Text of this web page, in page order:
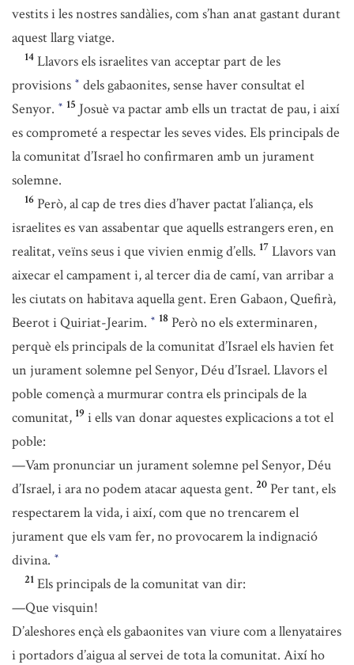
vestits i les nostres sandàlies, com s’han anat gastant durant
aquest llarg viatge.
14 Llavors els israelites van acceptar part de les
provisions * dels gabaonites, sense haver consultat el
Senyor. * 15 Josuè va pactar amb ells un tractat de pau, i així
es comprometé a respectar les seves vides. Els principals de
la comunitat d’Israel ho confirmaren amb un jurament
solemne.
16 Però, al cap de tres dies d’haver pactat l’aliança, els
israelites es van assabentar que aquells estrangers eren, en
realitat, veïns seus i que vivien enmig d’ells. 17 Llavors van
aixecar el campament i, al tercer dia de camí, van arribar a
les ciutats on habitava aquella gent. Eren Gabaon, Quefirà,
Beerot i Quiriat-Jearim. * 18 Però no els exterminaren,
perquè els principals de la comunitat d’Israel els havien fet
un jurament solemne pel Senyor, Déu d’Israel. Llavors el
poble començà a murmurar contra els principals de la
comunitat, 19 i ells van donar aquestes explicacions a tot el
poble:
—Vam pronunciar un jurament solemne pel Senyor, Déu
d’Israel, i ara no podem atacar aquesta gent. 20 Per tant, els
respectarem la vida, i així, com que no trencarem el
jurament que els vam fer, no provocarem la indignació
divina. *
21 Els principals de la comunitat van dir:
—Que visquin!
D’aleshores ençà els gabaonites van viure com a llenyataires
i portadors d’aigua al servei de tota la comunitat. Així ho